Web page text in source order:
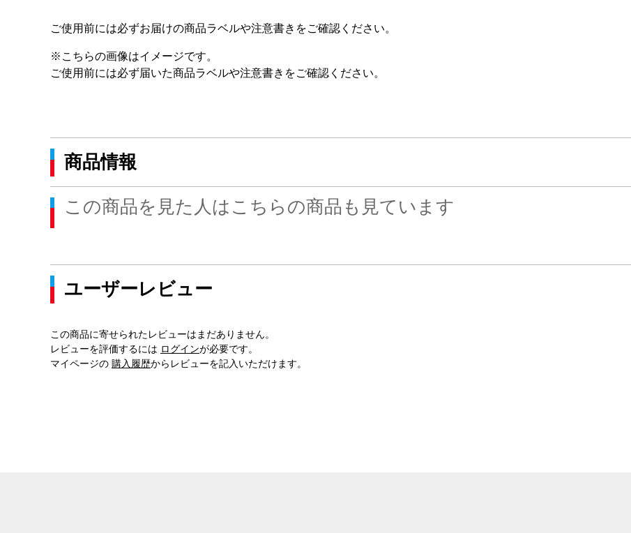
ご使用前には必ずお届けの商品ラベルや注意書きをご確認ください。
※こちらの画像はイメージです。
ご使用前には必ず届いた商品ラベルや注意書きをご確認ください。
商品情報
この商品を見た人はこちらの商品も見ています
ユーザーレビュー
この商品に寄せられたレビューはまだありません。
レビューを評価するには ログインが必要です。
マイページの 購入履歴からレビューを記入いただけます。